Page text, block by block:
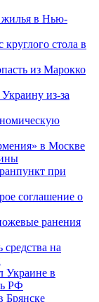
жилья в Нью-
стола в
из Марокко
из-за
в Москве
при
соглашение о
ранения
на
Украине в
РФ
Брянске